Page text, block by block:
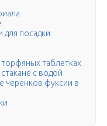
для посадки
таблетках
с водой
черенков фуксии в